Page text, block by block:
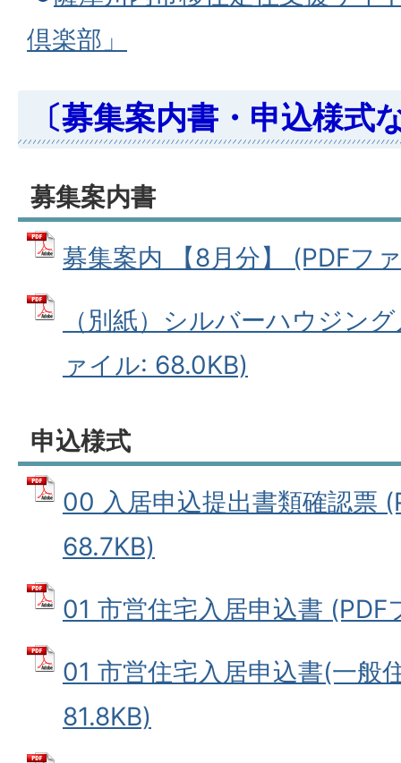
倶楽部」
〔募集案内書・申込様式
募集案内書
募集案内 【8月分】 (PDFフ
（別紙）シルバーハウジン
ァイル: 68.0KB)
申込様式
00 入居申込提出書類確認票
68.7KB)
01 市営住宅入居申込書
01 市営住宅入居申込書(一般
81.8KB)